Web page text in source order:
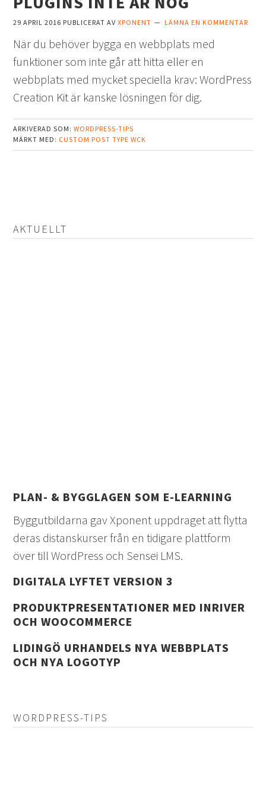
29 APRIL 2016 PUBLICERAT AVXPONENT LÄMNA EN KOMMENTAR
När du behöver bygga en webbplats med
funktioner som inte går att hitta eller en
webbplats med mycket speciella krav: WordPress
Creation Kit är kanske lösningen för dig.
ARKIVERAD SOM:WORDPRESS-TIPS
MÄRKT MED: CUSTOM POST TYPE WCK
AKTUELLT
PLAN- & BYGGLAGEN SOM E-LEARNING
Byggutbildarna gav Xponent uppdraget att flytta
deras distanskurser från en tidigare plattform
över till WordPress och Sensei LMS.
DIGITALA LYFTET VERSION 3
PRODUKTPRESENTATIONER MED INRIVER
OCH WOOCOMMERCE
LIDINGÖ URHANDELS NYA WEBBPLATS
OCH NYA LOGOTYP
WORDPRESS-TIPS